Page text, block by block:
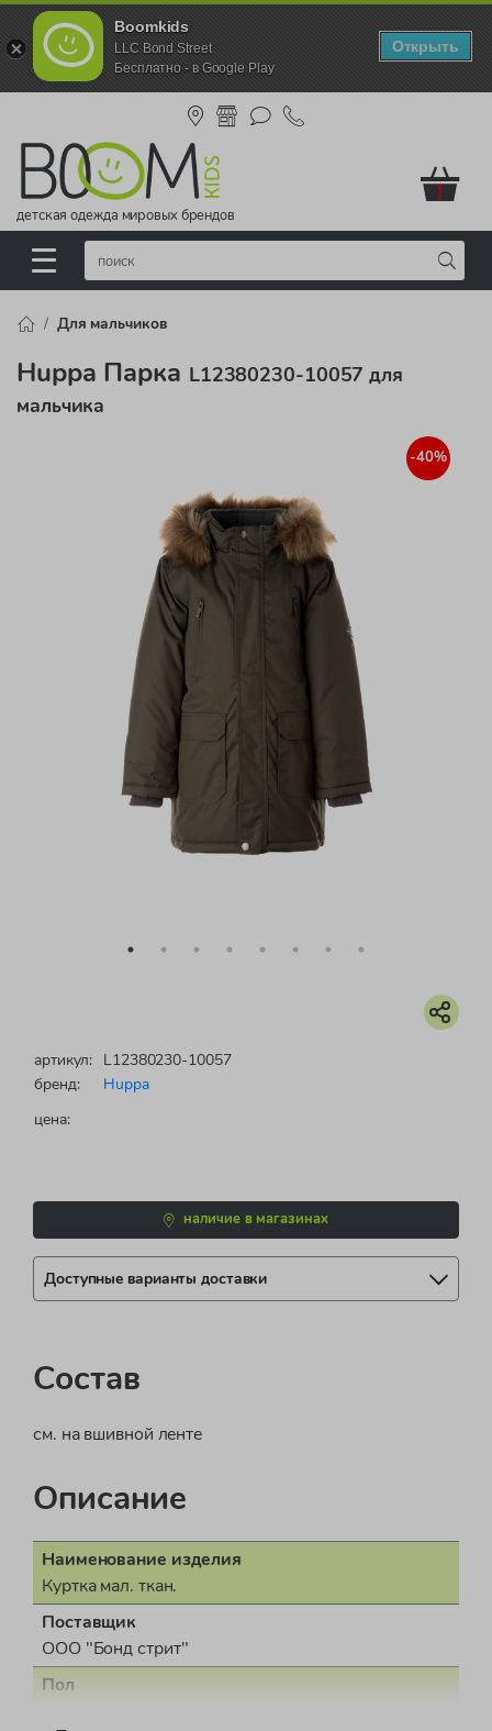
Boomkids
LLC Bond Street
Бесплатно - в Google Play
Открыть
детская одежда мировых брендов
!
Для мальчиков
Huppa Парка L12380230-10057 для
мальчика
-40%
артикул: L12380230-10057
бренд:
Huppa
цена:
наличие в магазинах
Доступные варианты доставки
Состав
см. на вшивной ленте
Описание
Наименование изделия
Куртка мал. ткан.
Поставщик
ООО "Бонд стрит"
Пол